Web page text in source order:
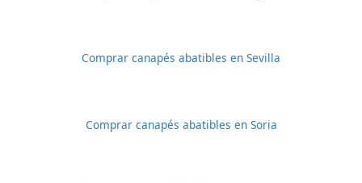
Comprar canapés abatibles en Sevilla
Comprar canapés abatibles en Soria